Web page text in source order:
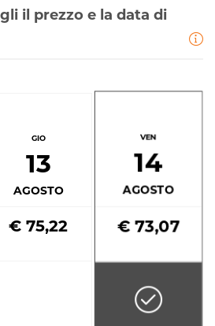
il prezzo e la data di
GIO
13
AGOSTO
€ 75,22
VEN
14
AGOSTO
€ 73,07